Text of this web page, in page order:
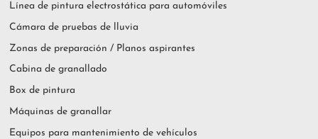
Línea de pintura electrostática para automóviles
Cámara de pruebas de lluvia
Zonas de preparación / Planos aspirantes
Cabina de granallado
Box de pintura
Máquinas de granallar
Equipos para mantenimiento de vehículos